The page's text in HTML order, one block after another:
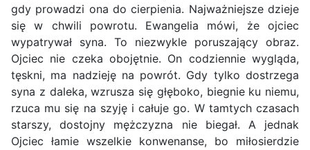
gdy prowadzi ona do cierpienia. Najważniejsze dzieje
się w chwili powrotu. Ewangelia mówi, że ojciec
wypatrywał syna. To niezwykle poruszający obraz.
Ojciec nie czeka obojętnie. On codziennie wygląda,
tęskni, ma nadzieję na powrót. Gdy tylko dostrzega
syna z daleka, wzrusza się głęboko, biegnie ku niemu,
rzuca mu się na szyję i całuje go. W tamtych czasach
starszy, dostojny mężczyzna nie biegał. A jednak
Ojciec łamie wszelkie konwenanse, bo miłosierdzie